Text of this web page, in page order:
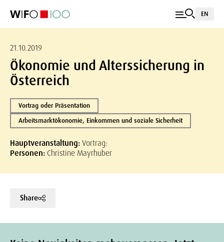
EN
21.10.2019
Ökonomie und Alterssicherung in
Österreich
Vortrag oder Präsentation
Arbeitsmarktökonomie, Einkommen und soziale Sicherheit
Hauptveranstaltung:Vortrag:
Personen: Christine Mayrhuber
Share